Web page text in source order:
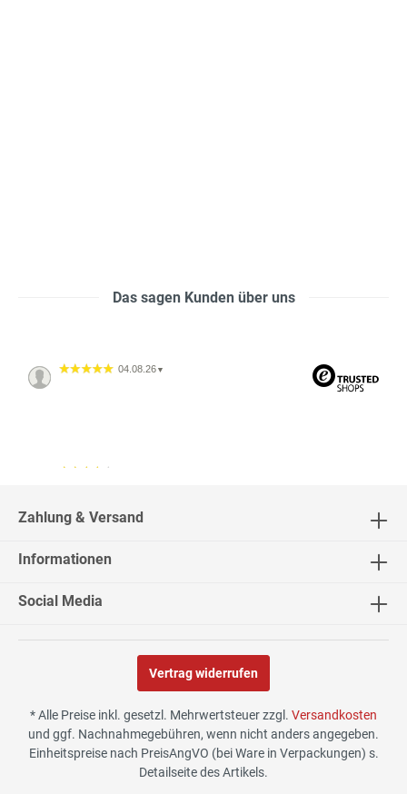
Das sagen Kunden über uns
04.08.26 ▼
30.07.26▼
29.07.26
Zahlung & Versand
Informationen
Social Media
Vertrag widerrufen
* Alle Preise inkl. gesetzl. Mehrwertsteuer zzgl. Versandkosten
und ggf. Nachnahmegebühren, wenn nicht anders angegeben.
Einheitspreise nach PreisAngVO (bei Ware in Verpackungen) s.
Detailseite des Artikels.